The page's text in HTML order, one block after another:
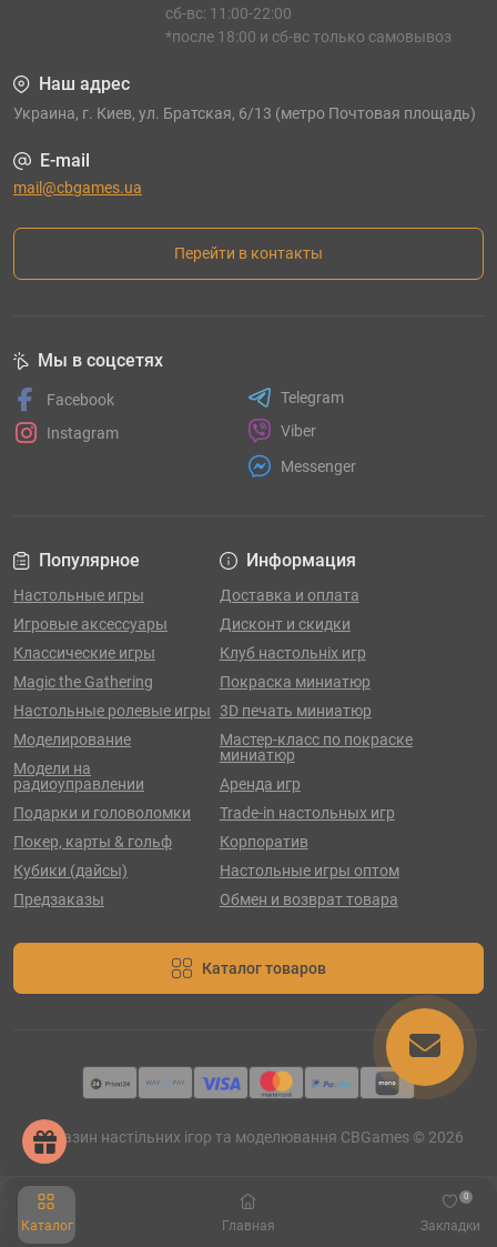
Каталог Главная Закладки
0
сб-вс: 11:00-22:00
*после 18:00 и сб-вс только самовывоз
Наш адрес
Украина, г. Киев, ул. Братская, 6/13 (метро Почтовая площадь)
E-mail
mail@cbgames.ua
Перейти в контакты
Популярное
Настольные игры
Игровые аксессуары
Классические игры
Magic the Gathering
Настольные ролевые игры
Моделирование
Модели на
радиоуправлении
Подарки и головоломки
Покер, карты & гольф
Кубики (дайсы)
Предзаказы
Информация
Доставка и оплата
Дисконт и скидки
Клуб настольніх игр
Покраска миниатюр
3D печать миниатюр
Мастер-класс по покраске
миниатюр
Аренда игр
Trade-in настольных игр
Корпоратив
Настольные игры оптом
Обмен и возврат товара
Каталог товаров
Мы в соцсетях
Facebook
Instagram
Telegram
Viber
Messenger
Магазин настільних ігор та моделювання CBGames © 2026